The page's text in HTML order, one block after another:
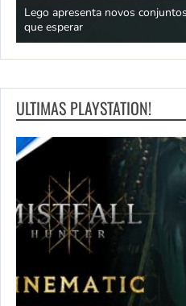
Lego apresenta novos
que esperar
ULTIMAS PLAYSTATION!